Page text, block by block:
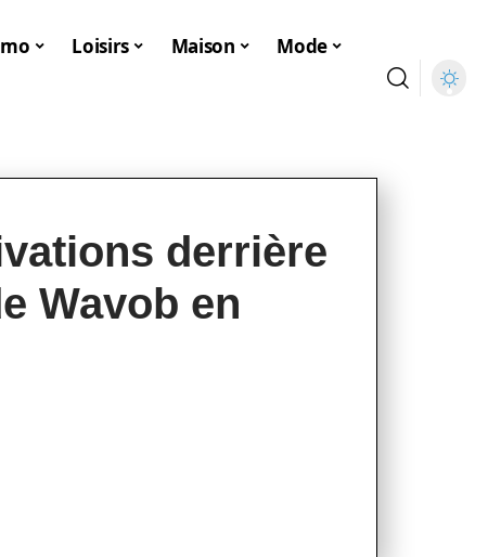
Loisirs Maison Mode
derrière
Wavob en